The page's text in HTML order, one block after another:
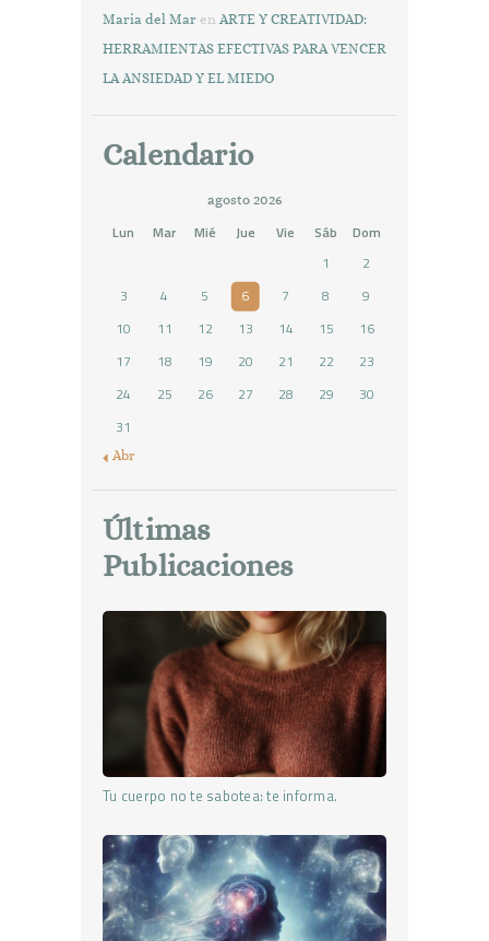
Maria del Mar en ARTE Y CREATIVIDAD:
HERRAMIENTAS EFECTIVAS PARA VENCER
LA ANSIEDAD Y EL MIEDO
Calendario
agosto 2026
Lun Mar Mié Jue Vie Sáb
Dom
1
2
3
4 5 6 7 8
9
10
11 12 13 14 15
16
17
18 19 20 21 22
23
24
25 26 27 28 29
30
31
« Abr
Últimas
Publicaciones
Tu cuerpo no te sabotea: te informa.